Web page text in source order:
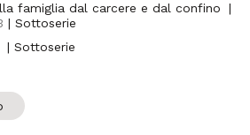
famiglia dal carcere e dal confino
|
| Sottoserie
| Sottoserie